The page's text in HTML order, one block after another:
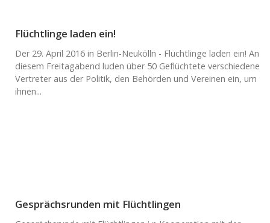
Flüchtlinge laden ein!
Der 29. April 2016 in Berlin-Neukölln - Flüchtlinge laden ein! An
diesem Freitagabend luden über 50 Geflüchtete verschiedene
Vertreter aus der Politik, den Behörden und Vereinen ein, um
ihnen...
Gesprächsrunden mit Flüchtlingen